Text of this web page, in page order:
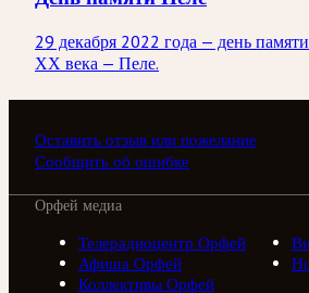
29 декабря 2022 года — день
ХХ века — Пеле.
Оставить отзыв или пожелание
Сообщить об ошибке
Орфей медиа
Телерадиоцентр Орфей
Афиша Орфей
Коллективы Орфей